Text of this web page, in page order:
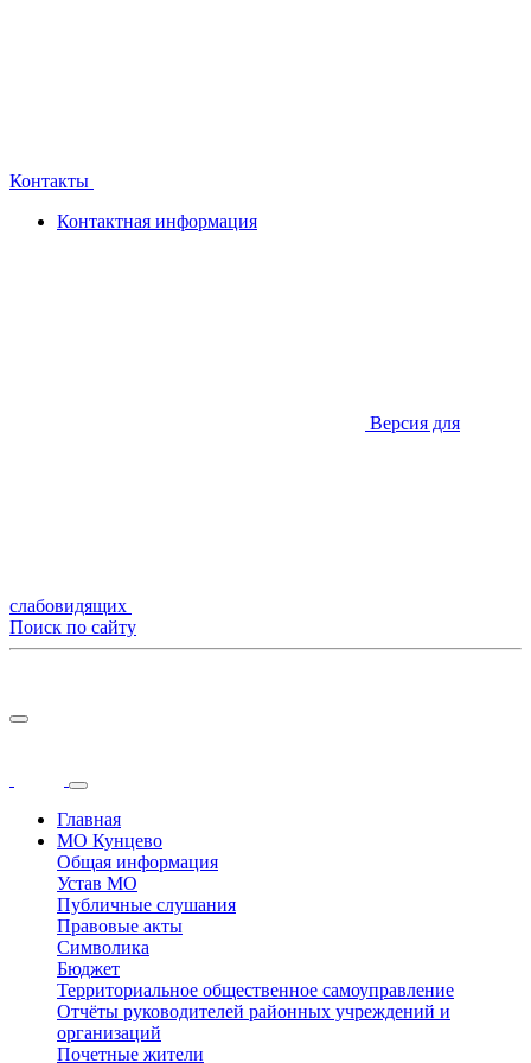
Контакты
Контактная информация
Версия для
слабовидящих
Поиск по сайту
Главная
МО Кунцево
Общая информация
Устав МО
Публичные слушания
Правовые акты
Символика
Бюджет
Территориальное общественное самоуправление
Отчёты руководителей районных учреждений и
организаций
Почетные жители